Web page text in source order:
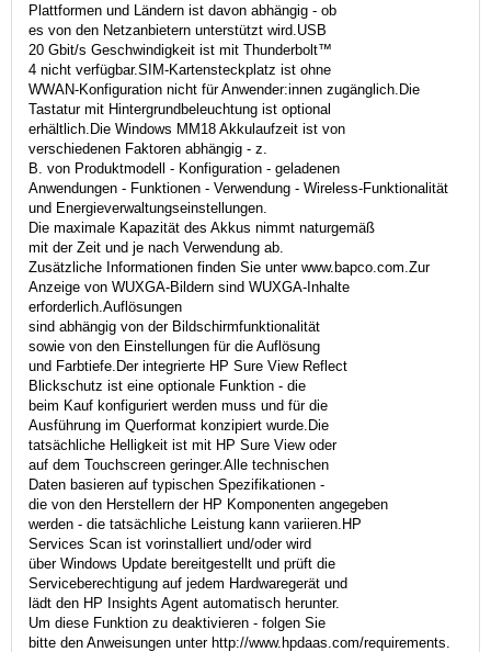
Plattformen und Ländern ist davon abhängig - ob
es von den Netzanbietern unterstützt wird.USB
20 Gbit/s Geschwindigkeit ist mit Thunderbolt™
4 nicht verfügbar.SIM-Kartensteckplatz ist ohne
WWAN-Konfiguration nicht für Anwender:innen zugänglich.Die
Tastatur mit Hintergrundbeleuchtung ist optional
erhältlich.Die Windows MM18 Akkulaufzeit ist von
verschiedenen Faktoren abhängig - z.
B. von Produktmodell - Konfiguration - geladenen
Anwendungen - Funktionen - Verwendung - Wireless-Funktionalität
und Energieverwaltungseinstellungen.
Die maximale Kapazität des Akkus nimmt naturgemäß
mit der Zeit und je nach Verwendung ab.
Zusätzliche Informationen finden Sie unter www.bapco.com.Zur
Anzeige von WUXGA-Bildern sind WUXGA-Inhalte
erforderlich.Auflösungen
sind abhängig von der Bildschirmfunktionalität
sowie von den Einstellungen für die Auflösung
und Farbtiefe.Der integrierte HP Sure View Reflect
Blickschutz ist eine optionale Funktion - die
beim Kauf konfiguriert werden muss und für die
Ausführung im Querformat konzipiert wurde.Die
tatsächliche Helligkeit ist mit HP Sure View oder
auf dem Touchscreen geringer.Alle technischen
Daten basieren auf typischen Spezifikationen -
die von den Herstellern der HP Komponenten angegeben
werden - die tatsächliche Leistung kann variieren.HP
Services Scan ist vorinstalliert und/oder wird
über Windows Update bereitgestellt und prüft die
Serviceberechtigung auf jedem Hardwaregerät und
lädt den HP Insights Agent automatisch herunter.
Um diese Funktion zu deaktivieren - folgen Sie
bitte den Anweisungen unter http://www.hpdaas.com/requirements.